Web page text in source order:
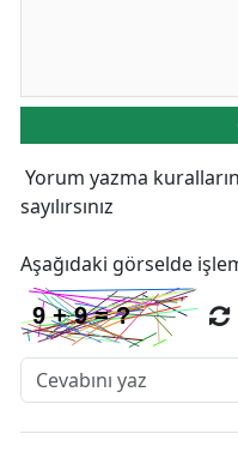
Yorum yazma
sayılırsınız
Aşağıdaki görselde